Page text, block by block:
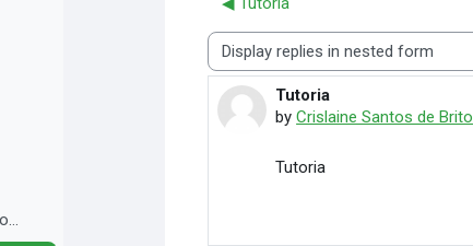
Andragogia, currículo e muito mais
Display mode
Tutoria
byCrislaine Santos de Brito
Number of replies: 0
Tutoria